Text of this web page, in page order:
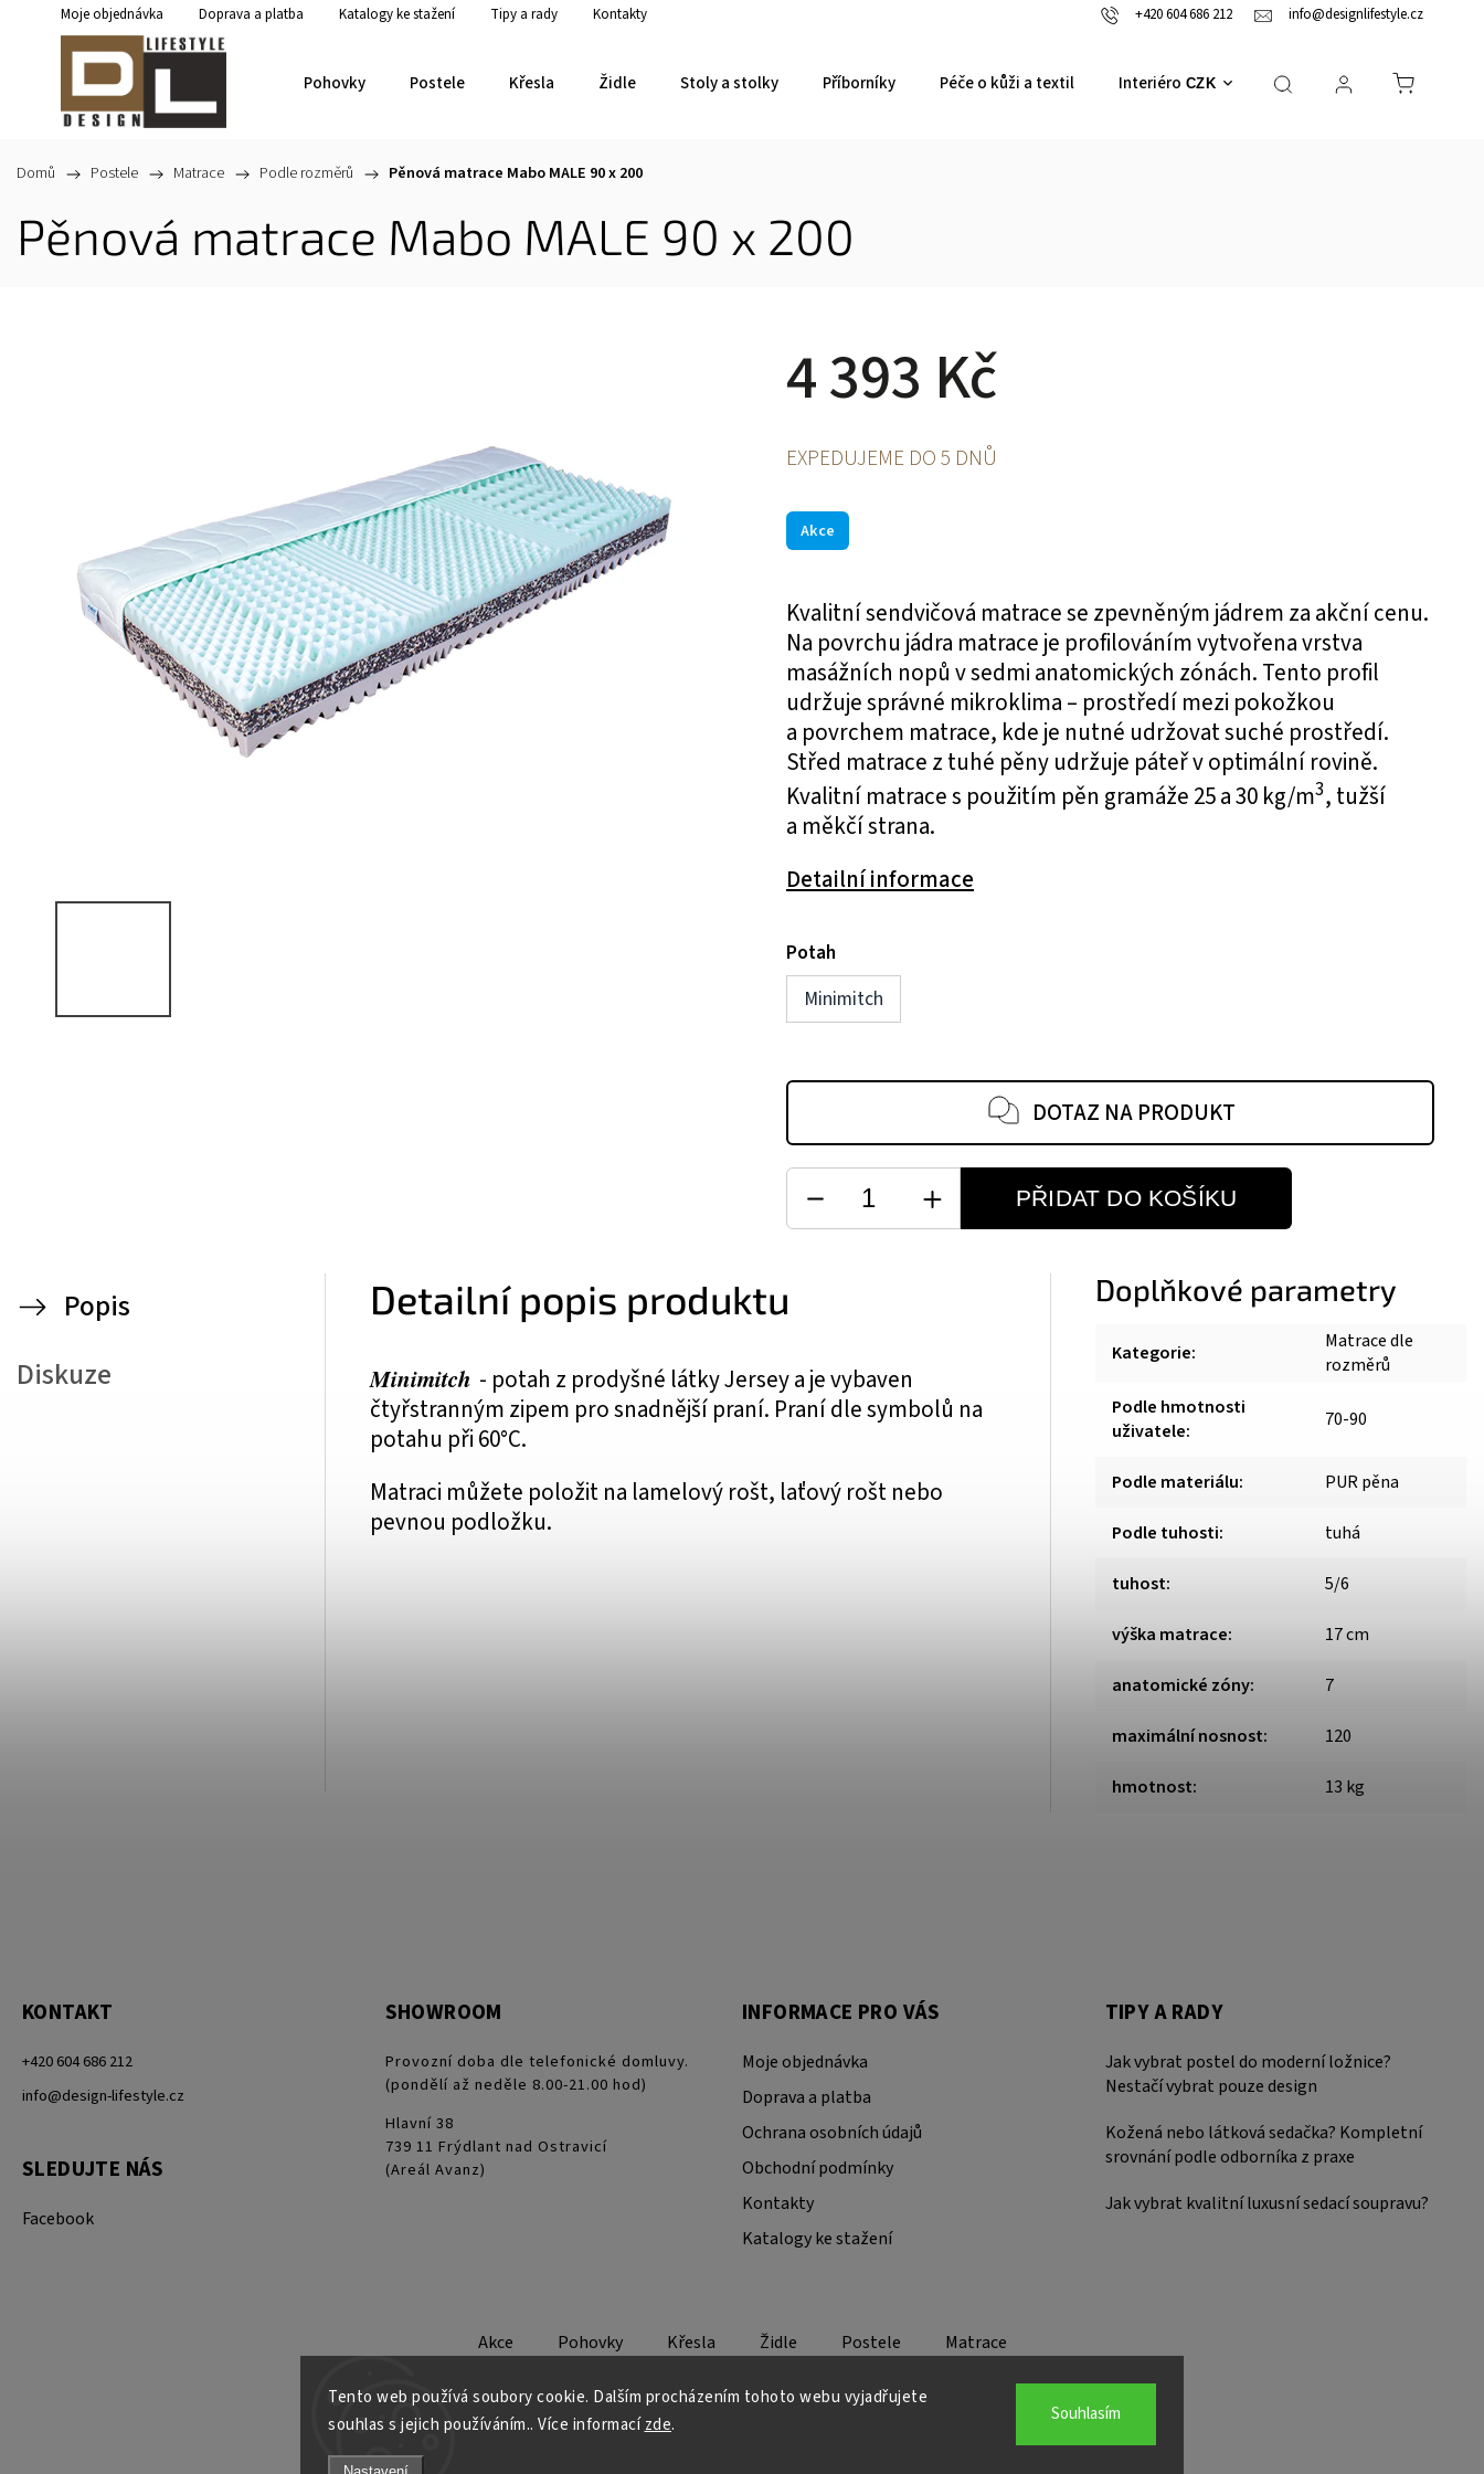
Tento web používá soubory cookie. Dalším procházením tohoto webu vyjadřujete
souhlas s jejich používáním.. Více informacízde. Souhlasím
+420 604 686 212 info@designlifestyle.cz
Moje objednávka Doprava a platba Katalogy ke stažení Tipy a rady Kontakty
CZK
Pohovky Postele Křesla Židle Stoly a stolky Příborníky Péče o kůži a textil Interiérové doplňky
Domů / Postele / Matrace / Podle rozměrů / Pěnová matrace Mabo MALE 90 x 200
Pěnová matrace Mabo MALE 90 x 200
4 393 Kč
Kvalitní sendvičová matrace se zpevněným jádrem za akční cenu.
Na povrchu jádra matrace je profilováním vytvořena vrstva
masážních nopů v sedmi anatomických zónách. Tento profil
udržuje správné mikroklima – prostředí mezi pokožkou
a povrchem matrace, kde je nutné udržovat suché prostředí.
Střed matrace z tuhé pěny udržuje páteř v optimální rovině.
Kvalitní matrace s použitím pěn gramáže 25 a 30 kg/m3, tužší
a měkčí strana.
Detailní informace
Akce
Potah
Minimitch
EXPEDUJEME DO 5 DNŮ
DOTAZ NA PRODUKT
PŘIDAT DO KOŠÍKU
Popis
Diskuze
Detailní popis produktu
Minimitch - potah z prodyšné látky Jersey a je vybaven
čtyřstranným zipem pro snadnější praní. Praní dle symbolů na
potahu při 60°C.
Matraci můžete položit na lamelový rošt, laťový rošt nebo
pevnou podložku.
Doplňkové parametry
Kategorie:
Matrace dle
rozměrů
Podle hmotnosti
uživatele: 70-90
Podle materiálu: PUR pěna
Podle tuhosti: tuhá
tuhost: 5/6
výška matrace: 17 cm
anatomické zóny: 7
maximální nosnost: 120
hmotnost: 13 kg
KONTAKT
+420 604 686 212
info@design-lifestyle.cz
SLEDUJTE NÁS
Facebook
SHOWROOM
Provozní doba dle telefonické domluvy.
(pondělí až neděle 8.00-21.00 hod)
Hlavní 38
739 11 Frýdlant nad Ostravicí
(Areál Avanz)
INFORMACE PRO VÁS
Moje objednávka
Doprava a platba
Ochrana osobních údajů
Obchodní podmínky
Kontakty
Katalogy ke stažení
TIPY A RADY
Jak vybrat postel do moderní ložnice?
Nestačí vybrat pouze design
Kožená nebo látková sedačka? Kompletní
srovnání podle odborníka z praxe
Jak vybrat kvalitní luxusní sedací soupravu?
Akce Pohovky Křesla Židle Postele Matrace
Copyright 2026Design - Lifestyle